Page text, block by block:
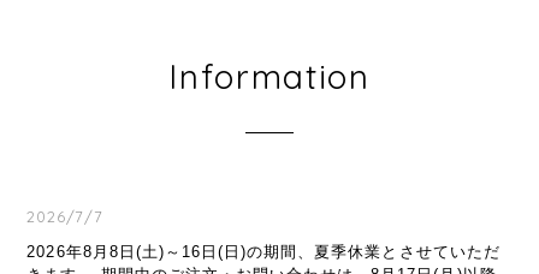
Information
2026/7/7
2026年8月8日(土)～16日(日)の期間、夏季休業とさせていただ